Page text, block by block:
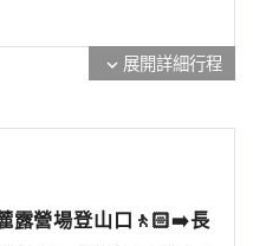
expand_more 展開詳細行程
露營場登山口🚶🏻‍➡️長